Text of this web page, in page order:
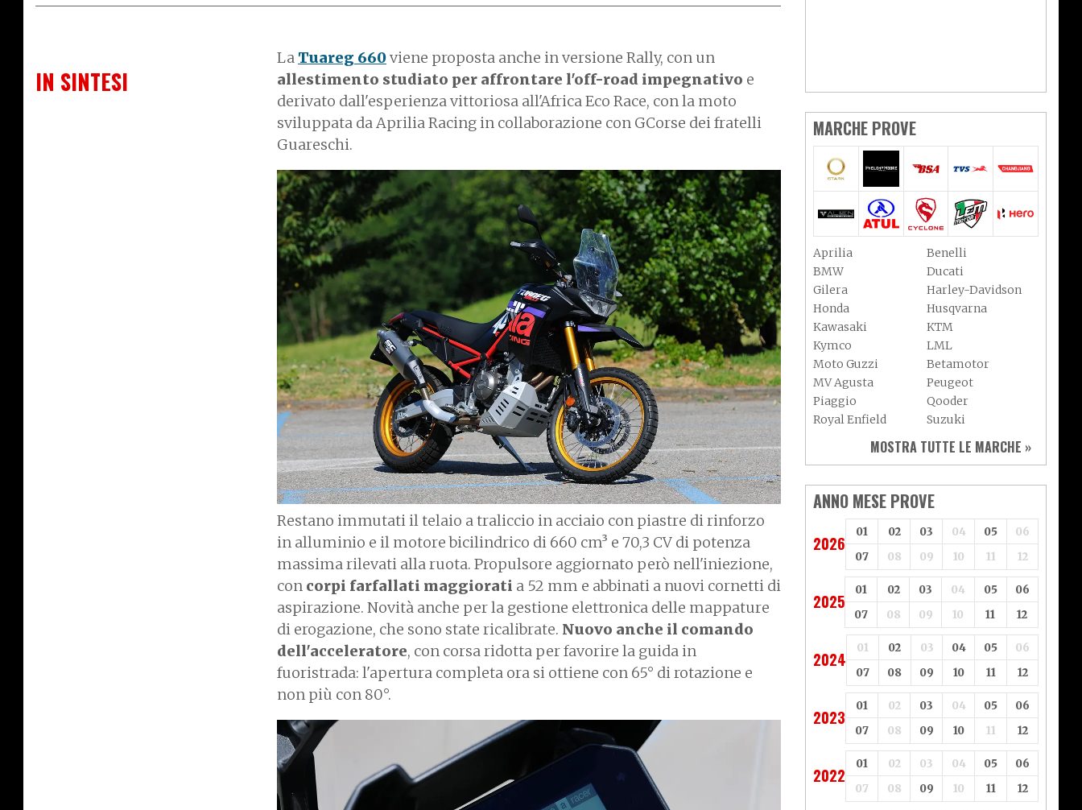
IN SINTESI
La Tuareg 660viene proposta anche in versione Rally, con un
allestimento studiato per affrontare l'off-road impegnativo e
derivato dall'esperienza vittoriosa all'Africa Eco Race, con la moto
sviluppata da Aprilia Racing in collaborazione con GCorse dei fratelli
Guareschi.
I
m
a
g
Restano immutati il telaio a traliccio in acciaio con piastre di rinforzo
in alluminio e il motore bicilindrico di 660 cm³ e 70,3 CV di potenza
massima rilevati alla ruota. Propulsore aggiornato però nell'iniezione,
con corpi farfallati maggiorati a 52 mm e abbinati a nuovi cornetti di
aspirazione. Novità anche per la gestione elettronica delle mappature
di erogazione, che sono state ricalibrate. Nuovo anche il comando
dell'acceleratore, con corsa ridotta per favorire la guida in
fuoristrada: l'apertura completa ora si ottiene con 65° di rotazione e
non più con 80°.
I
m
a
g
MARCHE PROVE
Aprilia
Benelli
BMW
Ducati
Gilera
Harley-Davidson
Honda
Husqvarna
Kawasaki
KTM
Kymco
LML
Moto Guzzi
Betamotor
MV Agusta
Peugeot
Piaggio
Qooder
Royal Enfield
Suzuki
Triumph
Yamaha
Aeon
Aspes
Axy
Baotian
MOSTRA TUTTE LE MARCHE »
ANNO MESE PROVE
2026
01 02 03 04 05
06
07
08 09 10 11 12
2025
01 02 03 04 05
06
07
08 09 10 11 12
2024
01 02 03 04 05
06
07
08 09 10 11 12
2023
01 02 03 04 05
06
07
08 09 10 11 12
2022
01 02 03 04 05
06
07
08 09 10 11 12